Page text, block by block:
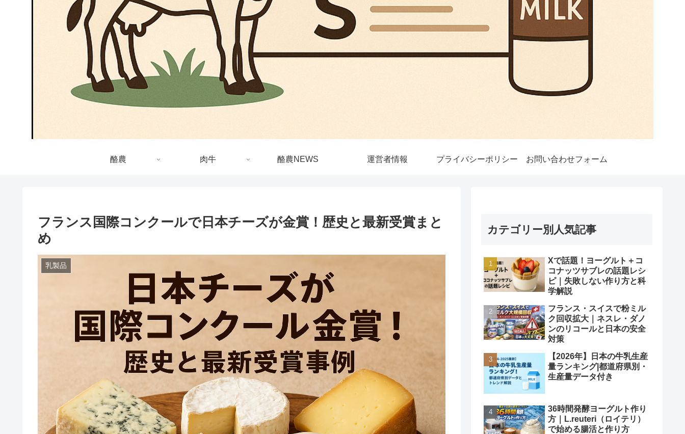
酪農 肉牛 酪農NEWS 運営者情報 プライバシーポリシー お問い合わせフォーム
フランス国際コンクールで日本チーズが金賞！歴史と最新受賞まと
め
乳製品
カテゴリー別人気記事
Xで話題！ヨーグルト＋コ
コナッツサブレの話題レシ
ピ｜失敗しない作り方と科
学解説
フランス・スイスで粉ミル
ク回収拡大｜ネスレ・ダノ
ンのリコールと日本の安全
対策
【2026年】日本の牛乳生産
量ランキング|都道府県別・
生産量データ付き
36時間発酵ヨーグルト作り
方｜L.reuteri（ロイテリ）
で始める腸活と作り方